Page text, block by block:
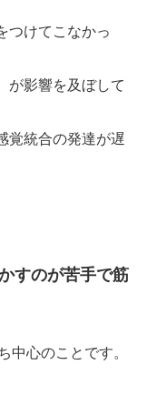
つけてこなかっ
が影響を及ぼして
覚統合の発達が遅
すのが苦手で筋
中心のことです。